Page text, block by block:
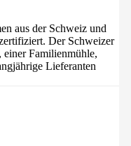
aus der Schweiz und
Der Schweizer
Familienmühle,
Lieferanten